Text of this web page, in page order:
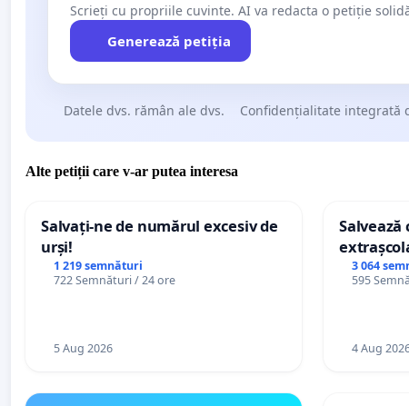
Scrieți cu propriile cuvinte. AI va redacta o petiție
Generează petiția
Datele dvs. rămân ale dvs. Confidențialitate integrată
Alte petiții care v-ar putea interesa
Salvați-ne de numărul excesiv de
urși!
1 219 semnături
722 Semnături / 24 ore
5 Aug 2026
palatele
3 064
595
4 Aug